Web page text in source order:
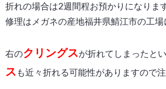
折れの場合は2週間程お預かりになりま
修理はメガネの産地福井県鯖江市の工場
右のクリングスが折れてしまったと
ス も近々折れる可能性がありますので注